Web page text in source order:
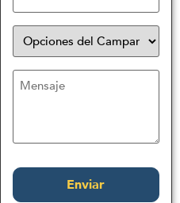
Opciones
del
Campamento
Esperanza
Sin
título